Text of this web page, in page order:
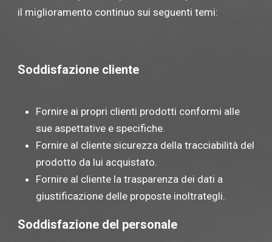
il miglioramento continuo sui seguenti temi:
Soddisfazione cliente
Fornire ai propri clienti prodotti conformi alle
sue aspettative e specifiche.
Fornire al cliente sicurezza della tracciabilità del
prodotto da lui acquistato.
Fornire al cliente la trasparenza dei dati a
giustificazione delle proposte inoltrategli.
Soddisfazione del personale